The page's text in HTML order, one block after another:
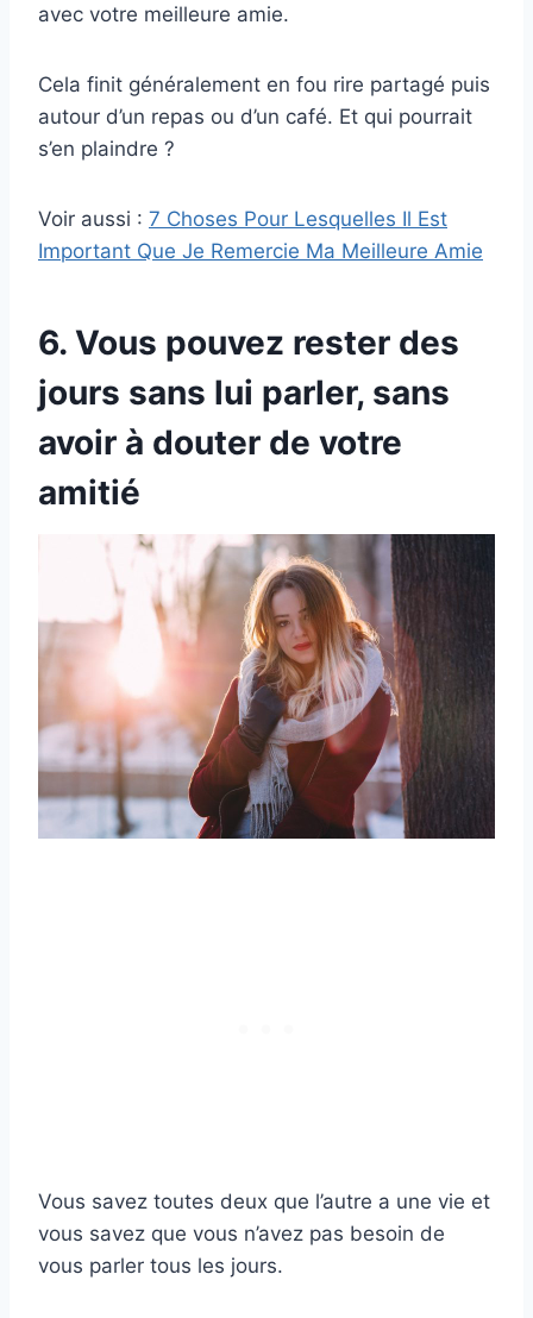
avec votre meilleure amie.
Cela finit généralement en fou rire partagé puis
autour d’un repas ou d’un café. Et qui pourrait
s’en plaindre ?
Voir aussi : 7 Choses Pour Lesquelles Il Est
Important Que Je Remercie Ma Meilleure Amie
6. Vous pouvez rester des
jours sans lui parler, sans
avoir à douter de votre
amitié
Vous savez toutes deux que l’autre a une vie et
vous savez que vous n’avez pas besoin de
vous parler tous les jours.